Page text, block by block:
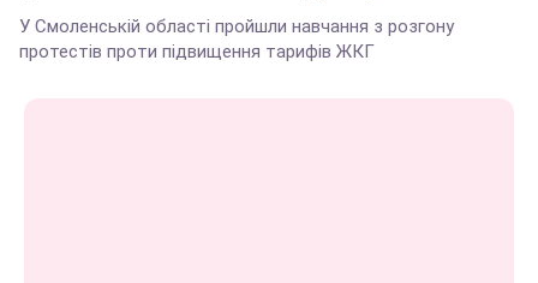
У Смоленській області пройшли навчання з розгону
протестів проти підвищення тарифів ЖКГ